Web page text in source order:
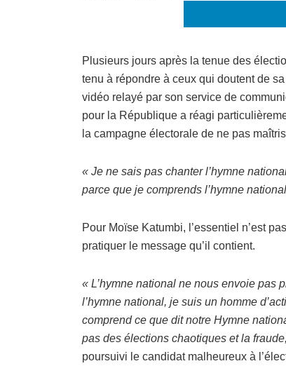
Plusieurs jours après la tenue des
tenu à répondre à ceux qui doutent de
vidéo relayé par son service de
pour la République a réagi
la campagne électorale de ne pas
« Je ne sais pas chanter l’hymne
parce que je comprends l’hymne
Pour Moïse Katumbi, l’essentiel n’est
pratiquer le message qu’il contient.
« L’hymne national ne nous envoie pas
l’hymne national, je suis un homme
comprend ce que dit notre Hymne
pas des élections chaotiques et la
poursuivi le candidat malheureux à